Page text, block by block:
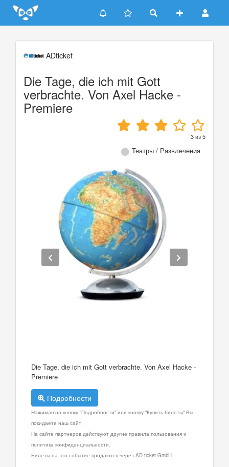
Update cookies preferences
ADticket
Die Tage, die ich mit Gott
verbrachte. Von Axel Hacke -
Premiere
3из5
Театры / Развлечения
Die Tage, die ich mit Gott verbrachte. Von Axel Hacke -
Premiere
Подробности
Нажимая на кнопку "Подробности" или кнопку "Купить билеты" Вы
покидаете наш сайт.
На сайте партнеров действуют другие правила пользования и
политика конфиденциальности.
Билеты на это событие продаются через AD ticket GmbH.